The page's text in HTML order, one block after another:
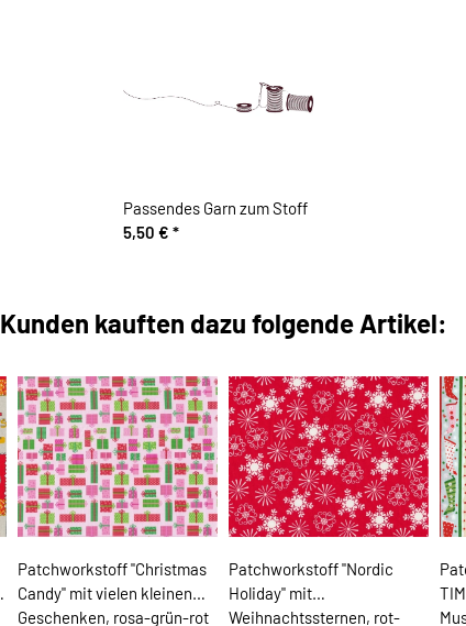
Passendes Garn zum Stoff
5,50 € *
Kunden kauften dazu folgende Artikel:
Patchworkstoff "Christmas
Candy" mit vielen kleinen
Geschenken, rosa-grün-rot
Patchworkstoff "Nordic
Holiday" mit
Weihnachtssternen, rot-